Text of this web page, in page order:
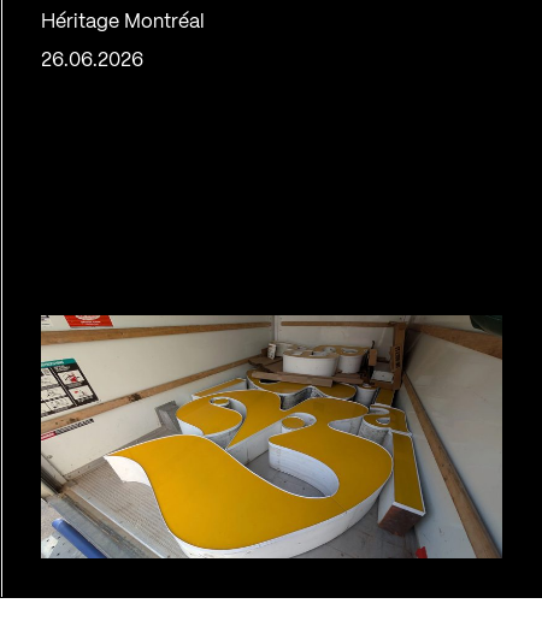
Héritage Montréal
26.06.2026